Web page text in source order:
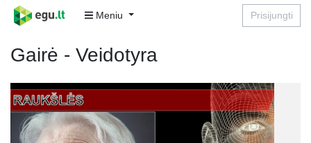
Meniu Prisijungti
Gairė - Veidotyra